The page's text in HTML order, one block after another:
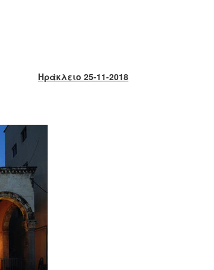
Ηράκλειο 25-11-2018